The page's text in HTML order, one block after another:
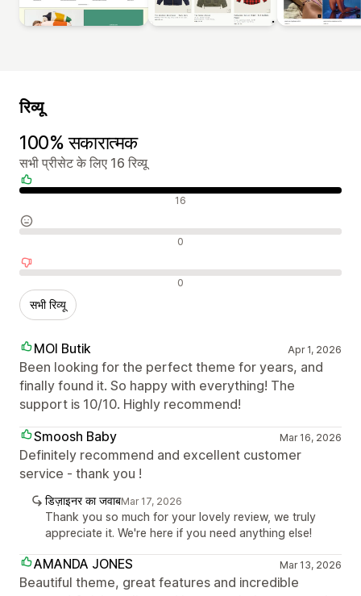
रिव्यू
100% सकारात्मक
सभी प्रीसेट के लिए 16 रिव्यू
सकारात्मक रिव्यू 16
न्यूट्रल रिव्यू 0
नकारात्मक रिव्यू 0
सभी रिव्यू
MOI Butik Apr 1, 2026
Been looking for the perfect theme for years, and
finally found it. So happy with everything! The
support is 10/10. Highly recommend!
Smoosh Baby
Mar 16, 2026
Definitely recommend and excellent customer
service - thank you !
डिज़ाइनर का जवाबMar 17, 2026
Thank you so much for your lovely review, we truly
appreciate it. We're here if you need anything else!
AMANDA JONES Mar 13, 2026
Beautiful theme, great features and incredible